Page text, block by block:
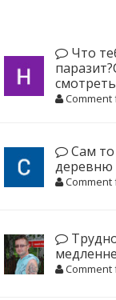
Что
Comment
Сам то
деревню
Comment
Comment